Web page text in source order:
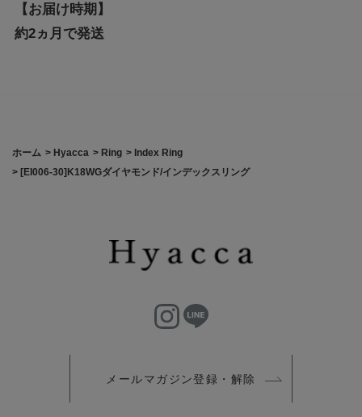
【お届け時期】
約2ヵ月で発送
ホーム > Hyacca > Ring > Index Ring
> [EI006-30]K18WGダイヤモンド/インデックスリング
メールマガジン登録・解除